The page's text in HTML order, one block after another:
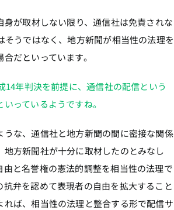
が取材しない限り、通信社は免責されな
うではなく、地方新聞が相当性の法理を
だといっています。
年判決を前提に、通信社の配信という
っているようですね。
な、通信社と地方新聞の間に密接な関係
方新聞社が十分に取材したのとみなし
と名誉権の憲法的調整を相当性の法理で
弁を認めて表現者の自由を拡大すること
ば、相当性の法理と整合する形で配信サ